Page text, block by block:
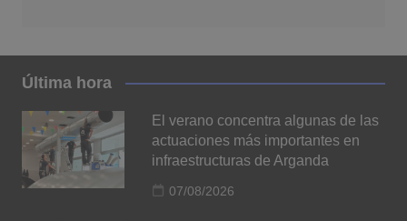
Última hora
El verano concentra algunas de las
actuaciones más importantes en
infraestructuras de Arganda
07/08/2026